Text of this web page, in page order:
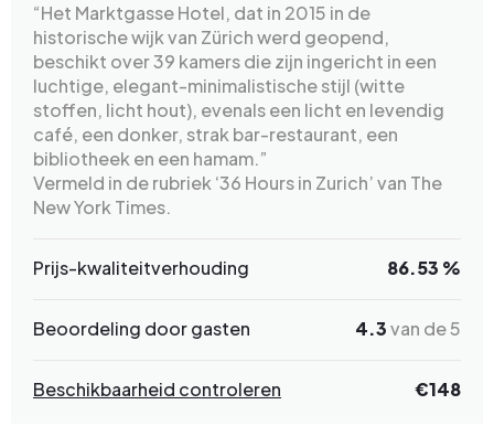
“Het Marktgasse Hotel, dat in 2015 in de
historische wijk van Zürich werd geopend,
beschikt over 39 kamers die zijn ingericht in een
luchtige, elegant-minimalistische stijl (witte
stoffen, licht hout), evenals een licht en levendig
café, een donker, strak bar-restaurant, een
bibliotheek en een hamam.”
Vermeld in de rubriek ‘36 Hours in Zurich’ van The
New York Times.
Prijs-kwaliteitverhouding 86.53 %
Beoordeling door gasten 4.3van de 5
Beschikbaarheid controleren €148